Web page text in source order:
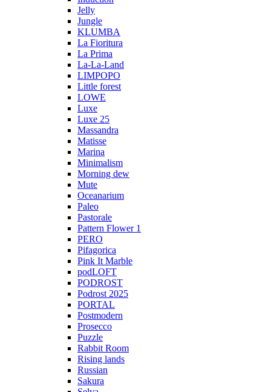
Jelly
Jungle
KLUMBA
La Fioritura
La Prima
La-La-Land
LIMPOPO
Little forest
LOWE
Luxe
Luxe 25
Massandra
Matisse
Marina
Minimalism
Morning dew
Mute
Oceanarium
Paleo
Pastorale
Pattern Flower 1
PERO
Pifagorica
Pink It Marble
podLOFT
PODROST
Podrost 2025
PORTAL
Postmodern
Prosecco
Puzzle
Rabbit Room
Rising lands
Russian
Sakura